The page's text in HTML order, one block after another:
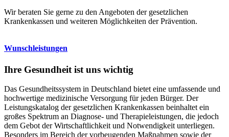
Wir beraten Sie gerne zu den Angeboten der gesetzlichen
Krankenkassen und weiteren Möglichkeiten der Prävention.
Wunschleistungen
Ihre Gesundheit ist uns wichtig
Das Gesundheitssystem in Deutschland bietet eine umfassende und
hochwertige medizinische Versorgung für jeden Bürger. Der
Leistungskatalog der gesetzlichen Krankenkassen beinhaltet ein
großes Spektrum an Diagnose- und Therapieleistungen, die jedoch
dem Gebot der Wirtschaftlichkeit und Notwendigkeit unterliegen.
Besonders im Bereich der vorbeugenden Maßnahmen sowie der